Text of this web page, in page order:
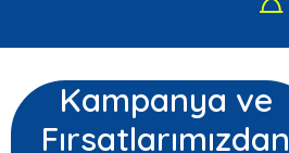
Kampanya ve
Fırsatlarımızdan